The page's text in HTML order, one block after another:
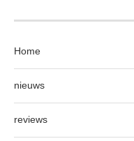
Home
nieuws
reviews